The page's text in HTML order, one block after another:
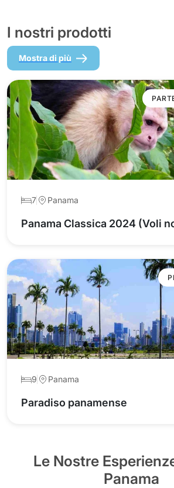
I nostri prodotti
Mostra di più
7 Panama
Panama Classica 2024 (Voli
9 Panama
Paradiso panamense
Le Nostre
Panama